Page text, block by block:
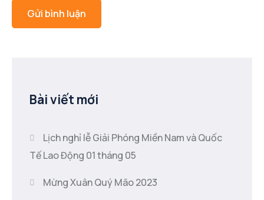
Bài viết mới
Lịch nghỉ lễ Giải Phóng Miền Nam và Quốc
Tế Lao Động 01 tháng 05
Mừng Xuân Quý Mão 2023